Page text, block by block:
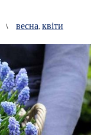
\ весна,квіти